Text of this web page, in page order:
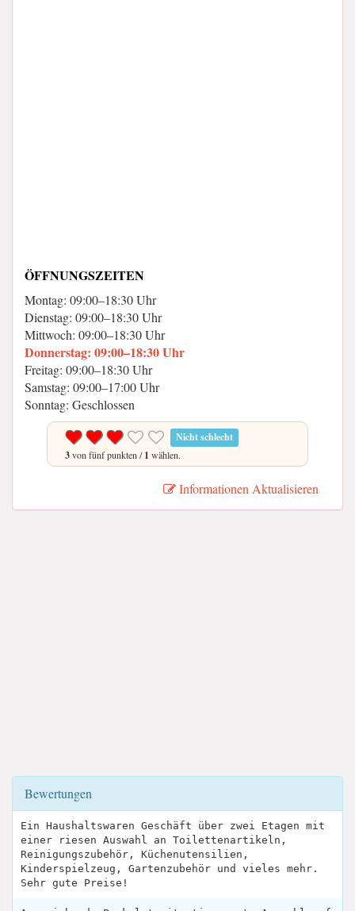
ÖFFNUNGSZEITEN
Montag: 09:00–18:30 Uhr
Dienstag: 09:00–18:30 Uhr
Mittwoch: 09:00–18:30 Uhr
Donnerstag: 09:00–18:30 Uhr
Freitag: 09:00–18:30 Uhr
Samstag: 09:00–17:00 Uhr
Sonntag: Geschlossen
Nicht schlecht
3von fünf punkten /1 wählen.
Informationen Aktualisieren
Bewertungen
Ein Haushaltswaren Geschäft über zwei Etagen mit
einer riesen Auswahl an Toilettenartikeln,
Reinigungszubehör, Küchenutensilien,
Kinderspielzeug, Gartenzubehör und vieles mehr.
Sehr gute Preise!